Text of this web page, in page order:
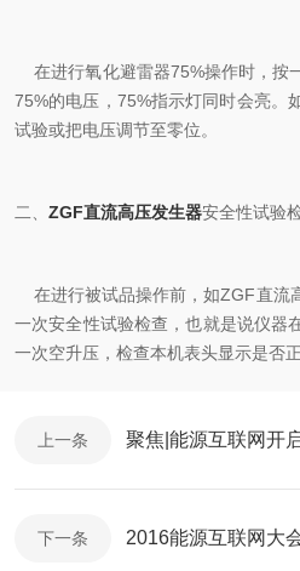
在进行氧化避雷器75%操作时，按
75%的电压，75%指示灯同时会亮。
试验或把电压调节至零位。
二、 ZGF直流高压发生器安全性试验
在进行被试品操作前，如ZGF直流
一次安全性试验检查，也就是说仪器
一次空升压，检查本机表头显示是否
上一条 聚焦|能源互联网开
下一条 2016能源互联网大